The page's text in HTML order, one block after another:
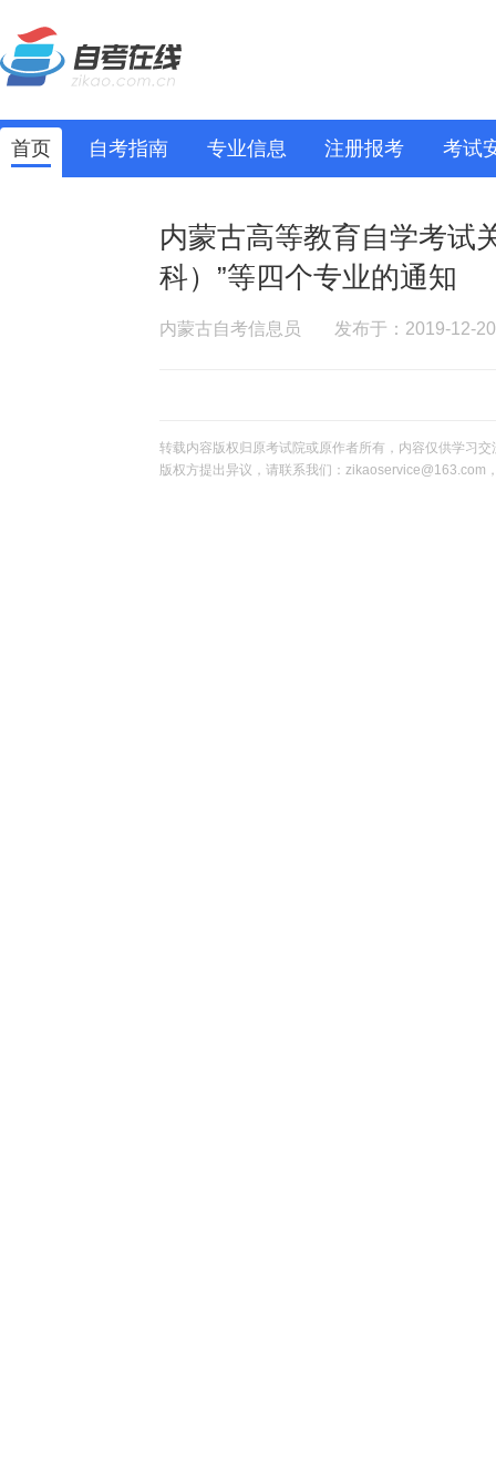
首页 自考指南 专业信息 注册报考 考试
内蒙古高等教育自学考试
科）”等四个专业的通知
内蒙古自考信息员 发布于：2019-12-20
转载内容版权归原考试院或原作者所有，内容仅供学习
版权方提出异议，请联系我们：zikaoservice@163.com